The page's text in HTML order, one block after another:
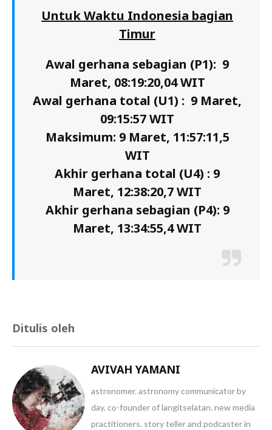
Untuk Waktu Indonesia bagian
Timur
Awal gerhana sebagian (P1): 9
Maret, 08:19:20,04 WIT
Awal gerhana total (U1) : 9 Maret,
09:15:57 WIT
Maksimum: 9 Maret, 11:57:11,5
WIT
Akhir gerhana total (U4) : 9
Maret, 12:38:20,7 WIT
Akhir gerhana sebagian (P4): 9
Maret, 13:34:55,4 WIT
Ditulis oleh
AVIVAH YAMANI
astronomer. astronomy communicator by
day. co-founder of langitselatan. new media
practitioners. story teller and podcaster in